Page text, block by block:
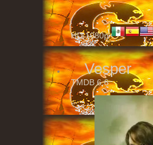
HD 1080p
Vesper
TMDB6.6